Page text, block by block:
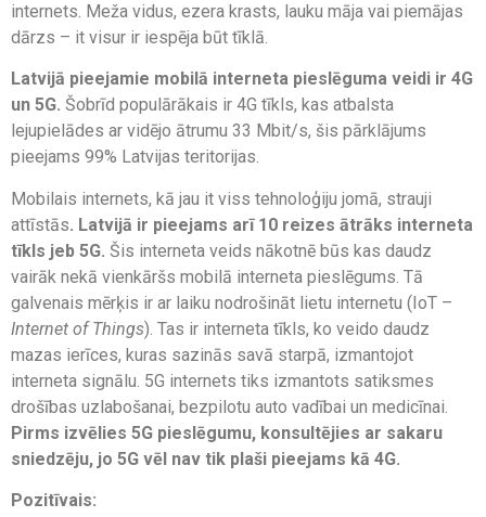
internets. Meža vidus, ezera krasts, lauku māja vai piemājas
dārzs – it visur ir iespēja būt tīklā.
Latvijā pieejamie mobilā interneta pieslēguma veidi ir 4G
un 5G. Šobrīd populārākais ir 4G tīkls, kas atbalsta
lejupielādes ar vidējo ātrumu 33 Mbit/s, šis pārklājums
pieejams 99% Latvijas teritorijas.
Mobilais internets, kā jau it viss tehnoloģiju jomā, strauji
attīstās. Latvijā ir pieejams arī 10 reizes ātrāks interneta
tīkls jeb 5G. Šis interneta veids nākotnē būs kas daudz
vairāk nekā vienkāršs mobilā interneta pieslēgums. Tā
galvenais mērķis ir ar laiku nodrošināt lietu internetu (IoT –
Internet of Things). Tas ir interneta tīkls, ko veido daudz
mazas ierīces, kuras sazinās savā starpā, izmantojot
interneta signālu. 5G internets tiks izmantots satiksmes
drošības uzlabošanai, bezpilotu auto vadībai un medicīnai.
Pirms izvēlies 5G pieslēgumu, konsultējies ar sakaru
sniedzēju, jo 5G vēl nav tik plaši pieejams kā 4G.
Pozitīvais: